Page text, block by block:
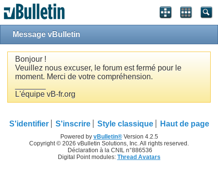
Message vBulletin
Bonjour !
Veuillez nous excuser, le forum est fermé pour le
moment. Merci de votre compréhension.
L'équipe vB-fr.org
S'identifier S'inscrire Style classique Haut de page
Powered by vBulletin®Version 4.2.5
Copyright © 2026 vBulletin Solutions, Inc. All rights reserved.
Déclaration à la CNIL n°886536
Digital Point modules: Thread Avatars